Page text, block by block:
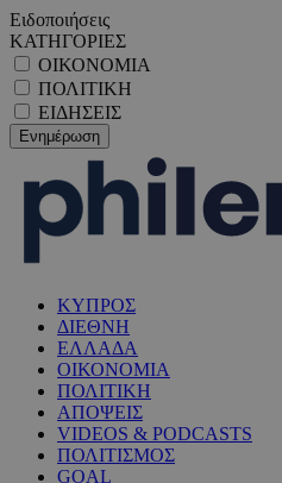
Ειδοποιήσεις
ΚΑΤΗΓΟΡΙΕΣ
ΟΙΚΟΝΟΜΙΑ
ΠΟΛΙΤΙΚΗ
ΕΙΔΗΣΕΙΣ
ΚΥΠΡΟΣ
ΔΙΕΘΝΗ
ΕΛΛΑΔΑ
ΟΙΚΟΝΟΜΙΑ
ΠΟΛΙΤΙΚΗ
ΑΠΟΨΕΙΣ
VIDEOS & PODCASTS
ΠΟΛΙΤΙΣΜΟΣ
GOAL